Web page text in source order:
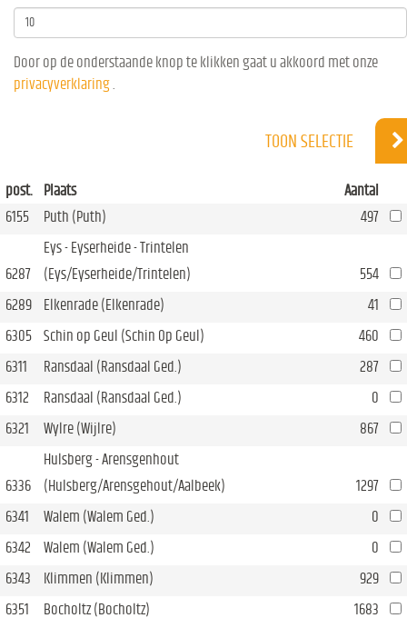
Door op de onderstaande knop te klikken gaat u akkoord met onze
privacyverklaring
TOON SELECTIE
post. Plaats
Aantal
6155
Puth (Puth) 497
6287
Eys - Eyserheide - Trintelen
(Eys/Eyserheide/Trintelen)
554
6289
Elkenrade (Elkenrade)
41
6305
Schin op Geul (Schin Op Geul)
460
6311
Ransdaal (Ransdaal Ged.)
287
6312
Ransdaal (Ransdaal Ged.)
0
6321
Wylre (Wijlre) 867
6336
Hulsberg - Arensgenhout
(Hulsberg/Arensgehout/Aalbeek)
1297
6341
Walem (Walem Ged.)
0
6342
Walem (Walem Ged.)
0
6343
Klimmen (Klimmen)
929
6351
Bocholtz (Bocholtz)
1683